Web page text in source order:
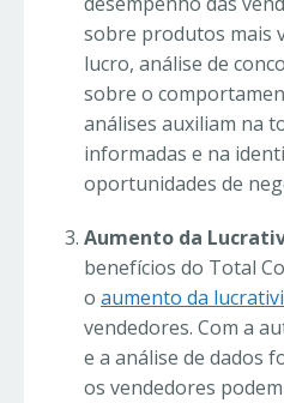
sobre produtos mais
lucro, análise de
sobre o
análises auxiliam na
informadas e na
oportunidades de
Aumento da
benefícios do Total
o aumento da
vendedores. Com a
e a análise de dados
os vendedores